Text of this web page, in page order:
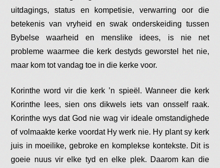
uitdagings, status en kompetisie, verwarring oor die
betekenis van vryheid en swak onderskeiding tussen
Bybelse waarheid en menslike idees, is nie net
probleme waarmee die kerk destyds geworstel het nie,
maar kom tot vandag toe in die kerke voor.
Korinthe word vir die kerk ’n spieël. Wanneer die kerk
Korinthe lees, sien ons dikwels iets van onsself raak.
Korinthe wys dat God nie wag vir ideale omstandighede
of volmaakte kerke voordat Hy werk nie. Hy plant sy kerk
juis in moeilike, gebroke en komplekse kontekste. Dit is
goeie nuus vir elke tyd en elke plek. Daarom kan die